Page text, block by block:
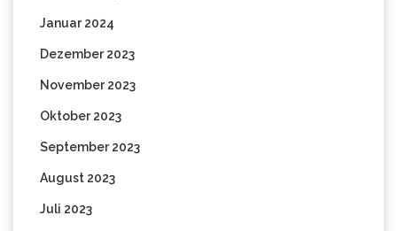
Januar 2024
Dezember 2023
November 2023
Oktober 2023
September 2023
August 2023
Juli 2023